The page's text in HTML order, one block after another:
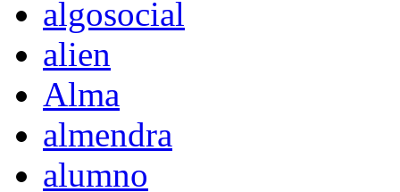
algosocial
alien
Alma
almendra
alumno